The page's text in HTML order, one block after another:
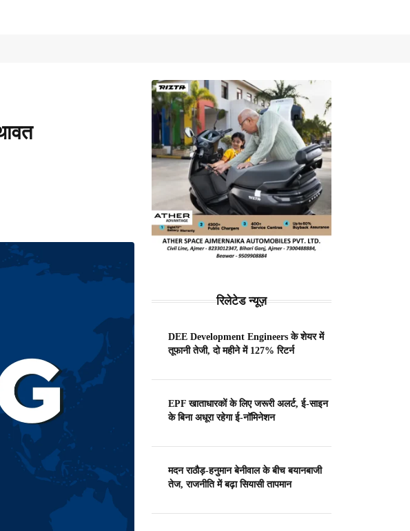
रिलेटेड न्यूज़
DEE Development Engineers के शेयर में
तूफानी तेजी, दो महीने में 127% रिटर्न
EPF खाताधारकों के लिए जरूरी अलर्ट, ई-साइन
के बिना अधूरा रहेगा ई-नॉमिनेशन
मदन राठौड़-हनुमान बेनीवाल के बीच बयानबाजी
तेज, राजनीति में बढ़ा सियासी तापमान